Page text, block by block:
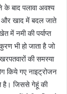
के बाद पलावा अवश्य
खाद में बदल जाते
नमी की पर्याप्त
भी हो जाता है जो
की समस्या
किये गए नाइट्रोजन
है। जिससे गेहूं की